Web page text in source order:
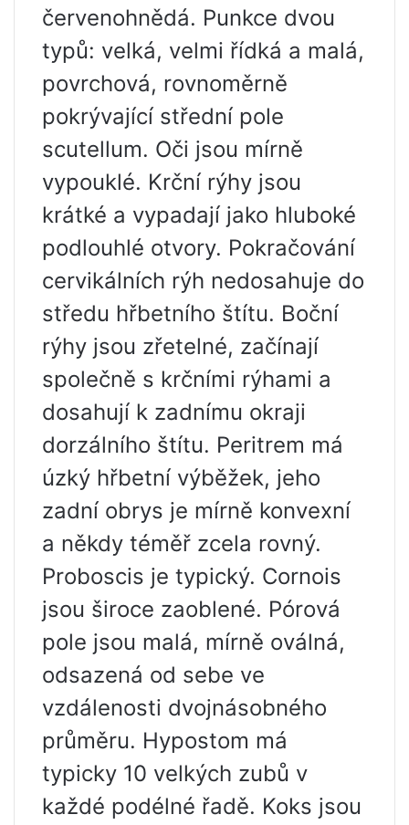
červenohnědá. Punkce dvou
typů: velká, velmi řídká a malá,
povrchová, rovnoměrně
pokrývající střední pole
scutellum. Oči jsou mírně
vypouklé. Krční rýhy jsou
krátké a vypadají jako hluboké
podlouhlé otvory. Pokračování
cervikálních rýh nedosahuje do
středu hřbetního štítu. Boční
rýhy jsou zřetelné, začínají
společně s krčními rýhami a
dosahují k zadnímu okraji
dorzálního štítu. Peritrem má
úzký hřbetní výběžek, jeho
zadní obrys je mírně konvexní
a někdy téměř zcela rovný.
Proboscis je typický. Cornois
jsou široce zaoblené. Pórová
pole jsou malá, mírně oválná,
odsazená od sebe ve
vzdálenosti dvojnásobného
průměru. Hypostom má
typicky 10 velkých zubů v
každé podélné řadě. Koks jsou